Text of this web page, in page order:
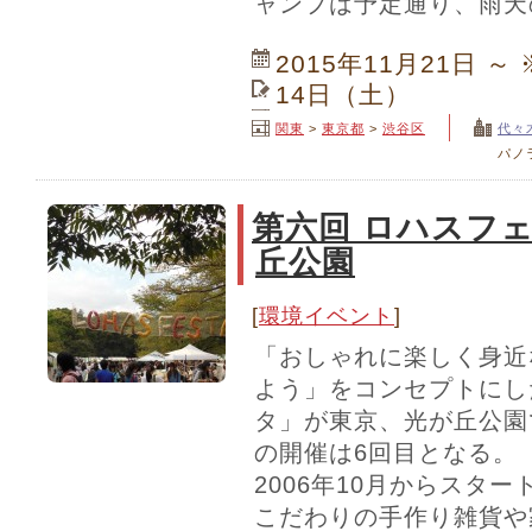
2015年11月21日 ～
14日（土）
関東 > 東京都 > 渋谷区
代々
パノ
第六回 ロハスフ
丘公園
[環境イベント ]
「おしゃれに楽しく身
よう」をコンセプトに
タ」が東京、光が丘公
の開催は6回目となる。
2006年10月からスター
こだわりの手作り雑貨